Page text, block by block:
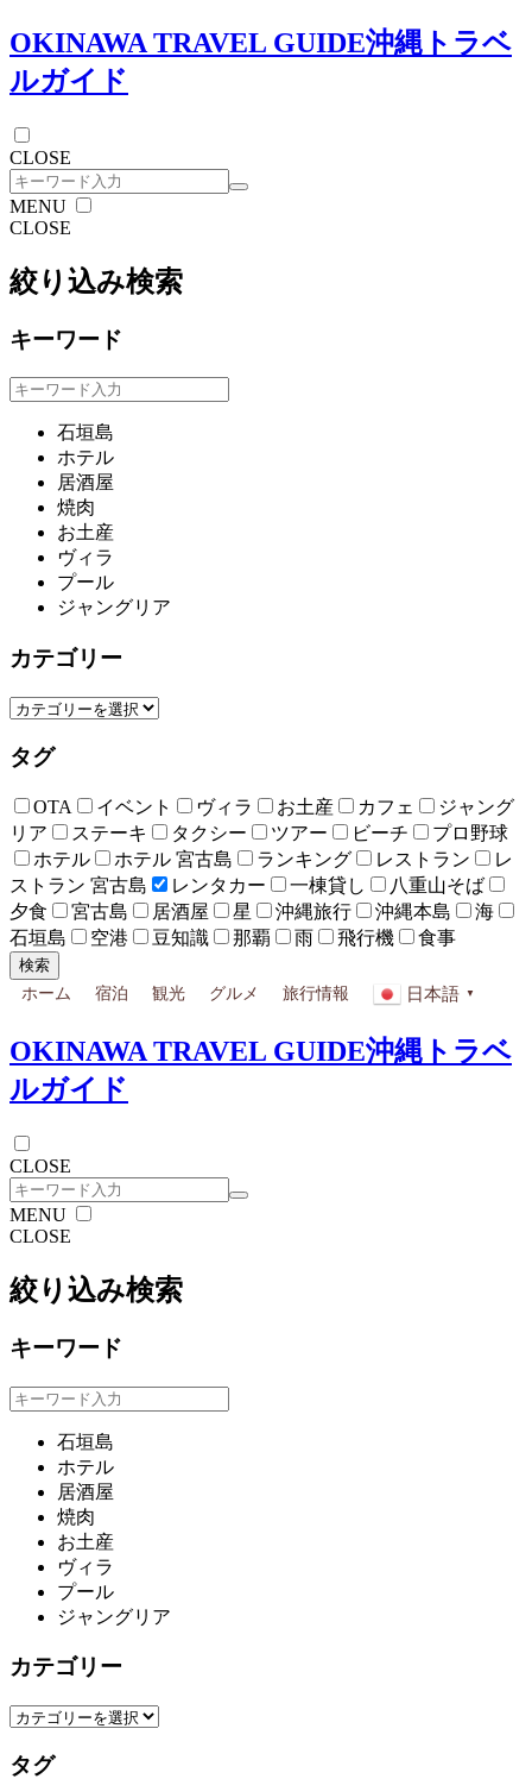
OKINAWA TRAVEL GUIDE沖縄トラベ
ルガイド
CLOSE
MENU
CLOSE
絞り込み検索
キーワード
石垣島
ホテル
居酒屋
焼肉
お土産
ヴィラ
プール
ジャングリア
カテゴリー
タグ
OTA イベント ヴィラ お土産 カフェ
ジャング
リア
ステーキ タクシー ツアー ビーチ
プロ野球
ホテル
ホテル 宮古島 ランキング レストラン
レ
ストラン 宮古島
レンタカー 一棟貸し
八重山そば
夕食
宮古島 居酒屋 星 沖縄旅行 沖縄本島
海
石垣島
空港 豆知識 那覇 雨 飛行機 食事
検索
ホーム
宿泊 観光 グルメ 旅行情報 日本語 ▼
OKINAWA TRAVEL GUIDE沖縄トラベ
ルガイド
CLOSE
MENU
CLOSE
絞り込み検索
キーワード
石垣島
ホテル
居酒屋
焼肉
お土産
ヴィラ
プール
ジャングリア
カテゴリー
タグ